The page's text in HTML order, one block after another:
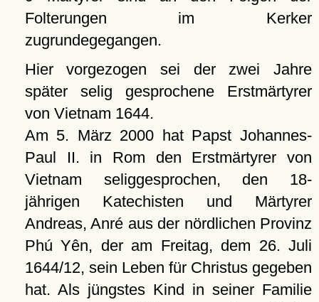
Folterungen im Kerker
zugrundegegangen.
Hier vorgezogen sei der zwei Jahre
später selig gesprochene Erstmärtyrer
von Vietnam 1644.
Am 5. März 2000 hat Papst Johannes-
Paul II. in Rom den Erstmärtyrer von
Vietnam seliggesprochen, den 18-
jährigen Katechisten und Märtyrer
Andreas, Anré aus der nördlichen Provinz
Phú Yên, der am Freitag, dem 26. Juli
1644/12, sein Leben für Christus gegeben
hat. Als jüngstes Kind in seiner Familie